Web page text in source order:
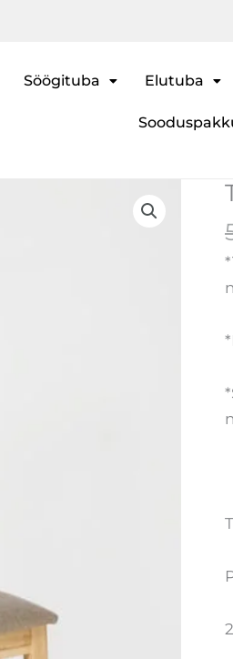
Söögituba Elutuba